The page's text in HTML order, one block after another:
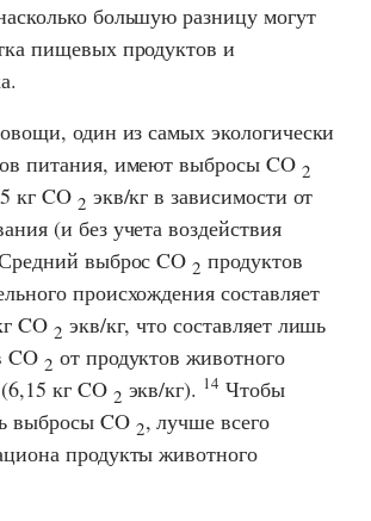
большую разницу могут
пищевых продуктов и
один из самых экологически
питания, имеют выбросы CO 2
кг CO 2 экв/кг в зависимости от
(и без учета воздействия
выброс CO2 продуктов
происхождения составляет
CO 2 экв/кг, что составляет лишь
CO2 от продуктов животного
кг CO 2 экв/кг). 14 Чтобы
выбросы CO 2, лучше всего
продукты животного